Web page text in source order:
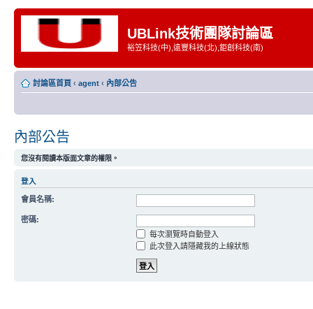
UBLink技術團隊討論區
裕笠科技(中),遠豐科技(北),鉅創科技(南)
討論區首頁 ‹ agent ‹ 內部公告
內部公告
您沒有閱讀本版面文章的權限。
登入
會員名稱:
密碼:
每次瀏覽時自動登入
此次登入請隱藏我的上線狀態